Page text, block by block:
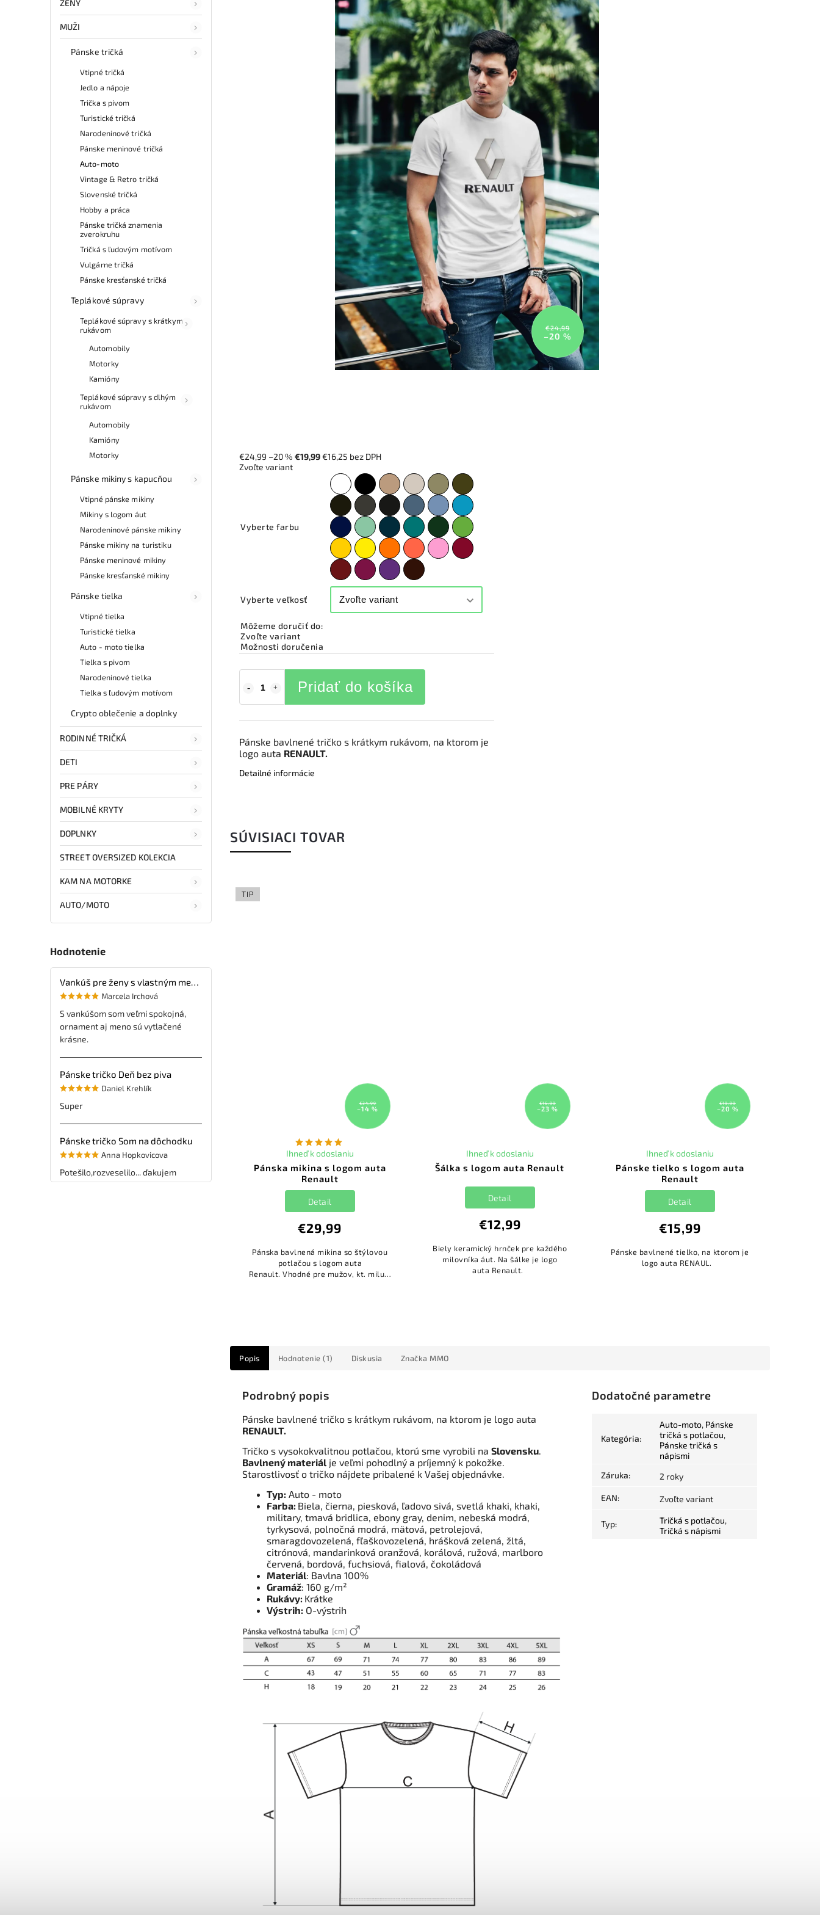
ŽENY
MUŽI
Pánske tričká
Vtipné tričká
Jedlo a nápoje
Trička s pivom
Turistické tričká
Narodeninové tričká
Pánske meninové tričká
Auto-moto
Vintage & Retro tričká
Slovenské tričká
Hobby a práca
Pánske tričká znamenia
zverokruhu
Tričká s ľudovým motívom
Vulgárne tričká
Pánske kresťanské tričká
Teplákové súpravy
Teplákové súpravy s krátkym
rukávom
Automobily
Motorky
Kamióny
Teplákové súpravy s dlhým
rukávom
Automobily
Kamióny
Motorky
Pánske mikiny s kapucňou
Vtipné pánske mikiny
Mikiny s logom áut
Narodeninové pánske mikiny
Pánske mikiny na turistiku
Pánske meninové mikiny
Pánske kresťanské mikiny
Pánske tielka
Vtipné tielka
Turistické tielka
Auto - moto tielka
Tielka s pivom
Narodeninové tielka
Tielka s ľudovým motívom
Crypto oblečenie a doplnky
RODINNÉ TRIČKÁ
DETI
PRE PÁRY
MOBILNÉ KRYTY
DOPLNKY
STREET OVERSIZED KOLEKCIA
KAM NA MOTORKE
AUTO/MOTO
Hodnotenie
Marcela Irchová
S vankúšom som veľmi spokojná,
ornament aj meno sú vytlačené
krásne.
Pánske tričko Deň bez piva
Daniel Krehlík
Super
Pánske tričko Som na dôchodku
Anna Hopkovicova
Potešilo,rozveselilo... ďakujem
€24,99
–20 %
€24,99 –20 % €19,99€16,25 bez DPH
Zvoľte variant
Vyberte farbu
Vyberte veľkosť
Môžeme doručiť do:
Zvoľte variant
Možnosti doručenia
Pridať do košíka
Pánske bavlnené tričko s krátkym rukávom, na ktorom je
logo auta RENAULT.
Detailné informácie
SÚVISIACI TOVAR
TIP
€34,99
–14 %
Pánska mikina s logom auta
Renault
Ihneď k odoslaniu
€29,99
Detail
Pánska bavlnená mikina so štýlovou
potlačou s logom auta
Renault. Vhodné pre mužov, kt. milujú
€16,99
–23 %
Šálka s logom auta Renault
Ihneď k odoslaniu
€12,99
Detail
Biely keramický hrnček pre každého
milovníka áut. Na šálke je logo
auta Renault.
€19,99
–20 %
Pánske tielko s logom auta
Renault
Ihneď k odoslaniu
€15,99
Detail
Pánske bavlnené tielko, na ktorom je
logo auta RENAUL.
Popis Hodnotenie (1) Diskusia Značka MMO
Podrobný popis
Pánske bavlnené tričko s krátkym rukávom, na ktorom je logo auta
RENAULT.
Tričko s vysokokvalitnou potlačou, ktorú sme vyrobili na Slovensku.
Bavlnený materiál je veľmi pohodlný a príjemný k pokožke.
Starostlivosť o tričko nájdete pribalené k Vašej objednávke.
Typ: Auto - moto
Farba: Biela, čierna, piesková, ľadovo sivá, svetlá khaki, khaki,
military, tmavá bridlica, ebony gray, denim, nebeská modrá,
tyrkysová, polnočná modrá, mätová, petrolejová,
smaragdovozelená, fľaškovozelená, hrášková zelená, žltá,
citrónová, mandarinková oranžová, korálová, ružová, marlboro
červená, bordová, fuchsiová, fialová, čokoládová
Materiál: Bavlna 100%
Gramáž: 160 g/m²
Rukávy: Krátke
Výstrih: O-výstrih
Dodatočné parametre
Kategória:
Auto-moto, Pánske
tričká s potlačou,
Pánske tričká s
nápismi
Záruka: 2 roky
EAN: Zvoľte variant
Typ: Tričká s potlačou,
Tričká s nápismi